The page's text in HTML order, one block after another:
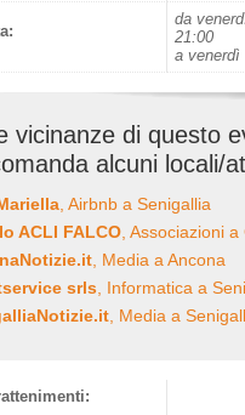
da
21:00
a venerdì
vicinanze di questo
alcuni locali/
, Airbnb a Senigallia
ACLI FALCO , Associazioni
, Media a Ancona
srls , Informatica a
, Media a